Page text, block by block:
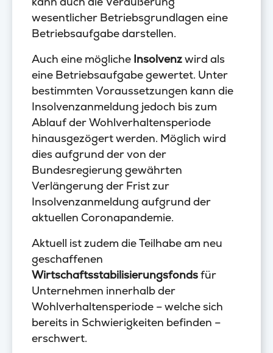
wesentlicher Betriebsgrundlagen eine
Betriebsaufgabe darstellen.
Auch eine mögliche Insolvenzwird als
eine Betriebsaufgabe gewertet. Unter
bestimmten Voraussetzungen kann die
Insolvenzanmeldung jedoch bis zum
Ablauf der Wohlverhaltensperiode
hinausgezögert werden. Möglich wird
dies aufgrund der von der
Bundesregierung gewährten
Verlängerung der Frist zur
Insolvenzanmeldung aufgrund der
aktuellen Coronapandemie.
Aktuell ist zudem die Teilhabe am neu
geschaffenen
Wirtschaftsstabilisierungsfondsfür
Unternehmen innerhalb der
Wohlverhaltensperiode – welche sich
bereits in Schwierigkeiten befinden –
erschwert.